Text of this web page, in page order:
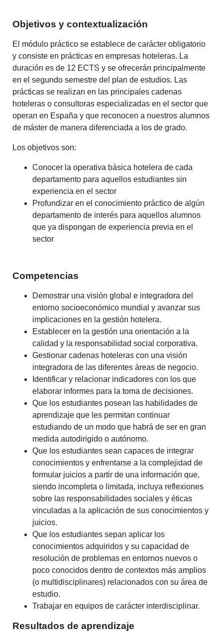
Objetivos y contextualización
El módulo práctico se establece de carácter obligatorio
y consiste en prácticas en empresas hoteleras. La
duración es de 12 ECTS y se ofrecerán principalmente
en el segundo semestre del plan de estudios. Las
prácticas se realizan en las principales cadenas
hoteleras o consultoras especializadas en el sector que
operan en España y que reconocen a nuestros alumnos
de máster de manera diferenciada a los de grado.
Los objetivos son:
Conocer la operativa básica hotelera de cada
departamento para aquellos estudiantes sin
experiencia en el sector
Profundizar en el conocimiento práctico de algún
departamento de interés para aquellos alumnos
que ya dispongan de experiencia previa en el
sector
Competencias
Demostrar una visión global e integradora del
entorno socioeconómico mundial y avanzar sus
implicaciones en la gestión hotelera.
Establecer en la gestión una orientación a la
calidad y la responsabilidad social corporativa.
Gestionar cadenas hoteleras con una visión
integradora de las diferentes áreas de negocio.
Identificar y relacionar indicadores con los que
elaborar informes para la toma de decisiones.
Que los estudiantes posean las habilidades de
aprendizaje que les permitan continuar
estudiando de un modo que habrá de ser en gran
medida autodirigido o autónomo.
Que los estudiantes sean capaces de integrar
conocimientos y enfrentarse a la complejidad de
formular juicios a partir de una información que,
siendo incompleta o limitada, incluya reflexiones
sobre las responsabilidades sociales y éticas
vinculadas a la aplicación de sus conocimientos y
juicios.
Que los estudiantes sepan aplicar los
conocimientos adquiridos y su capacidad de
resolución de problemas en entornos nuevos o
poco conocidos dentro de contextos más amplios
(o multidisciplinares) relacionados con su área de
estudio.
Trabajar en equipos de carácter interdisciplinar.
Resultados de aprendizaje